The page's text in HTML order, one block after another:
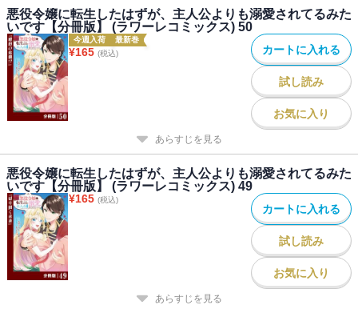
悪役令嬢に転生したはずが、主人公よりも溺愛されてるみた
いです【分冊版】 (ラワーレコミックス) 50
今週入荷 最新巻
¥165 (税込) カートに入れる
試し読み
お気に入り
あらすじを見る
悪役令嬢に転生したはずが、主人公よりも溺愛されてるみた
いです【分冊版】 (ラワーレコミックス) 49
¥165 (税込)
カートに入れる
試し読み
お気に入り
あらすじを見る